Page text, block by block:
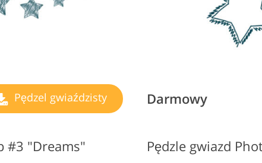
Pędzel gwiaździsty Darmowy
#3 "Dreams" Pędzle gwiazd